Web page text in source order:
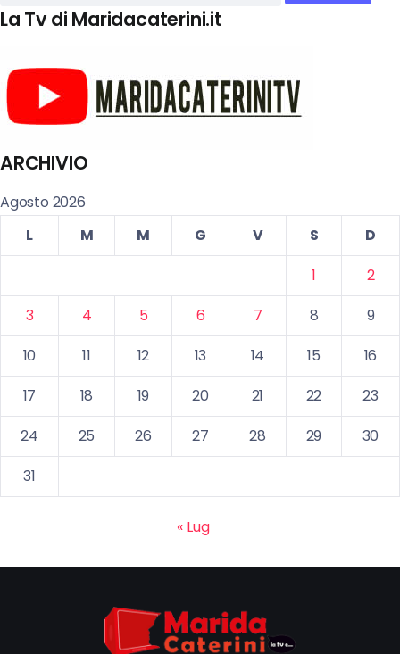
La Tv di Maridacaterini.it
ARCHIVIO
Agosto 2026
L
M M G V S
D
1
2
3
4 5 6 7 8
9
10
11 12 13 14 15
16
17
18 19 20 21 22
23
24
25 26 27 28 29
30
31
« Lug